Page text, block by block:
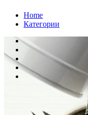
ПерейтиHome
Категории